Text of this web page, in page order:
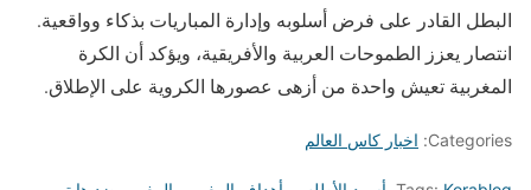
البطل القادر على فرض أسلوبه وإدارة المباريات بذكاء وواقعية.
انتصار يعزز الطموحات العربية والأفريقية، ويؤكد أن الكرة
المغربية تعيش واحدة من أزهى عصورها الكروية على الإطلاق.
Categories: اخبار كاس العالم